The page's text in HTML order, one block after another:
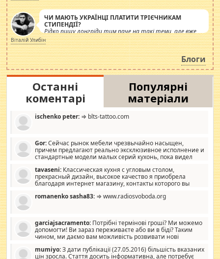
ЧИ МАЮТЬ УКРАЇНЦІ ПЛАТИТИ ТРІЄЧНИКАМ
СТИПЕНДІЇ?
Рідко пишу лонгріди тим паче на такі теми, але вже
просто дістало! Обурюють сьогоднішні інсенуації
навколо стипендіального питання. Штучно
роздувається ще одна соціальна катастрофа.
Віталій Улибін
Блоги
Останні
коментарі
Популярні
матеріали
ischenko peter: ⇒ blts-tattoo.com
Gor:Сейчас рынок мебели чрезвычайно насыщен,
причем предлагают реально эксклюзивное исполнение и
стандартные модели малых серий кухонь, пока видел
стандартные формы, в MebelOk, креативненько и что главное -
со вкусом все в порядке, без ненужных наворотов удорожающих
мебель, а это не последний фактор.
tavaseni: Классическая кухня с угловым столом,
прекрасный дизайн, высокое качество я приобрела
благодаря интернет магазину, контакты которого вы
romanenko sasha83: ⇒ www.radiosvoboda.org
garciajsacramento: Потрібні термінові гроші? Ми можемо
допомогти! Ви зараз переживаєте або ви в біді? Таким
чином, ми даємо вам можливість розвивати нові
допомагати людям, які намагаються дати їм шанс. Кожен
заслуговує на другий шанс, і, оскільки влада не зможе, вони
mumiyo:З дати публікації (27.05.2016) більшість вказаних
цін зросла. Стаття досить інформативна, але потребує